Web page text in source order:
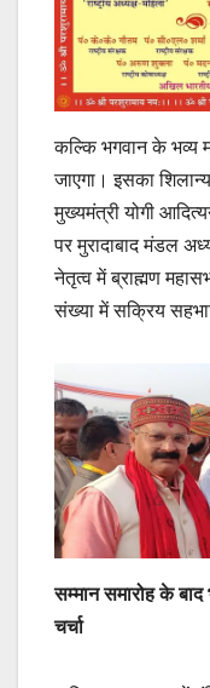
कल्कि भगवान के भव्य
जाएगा। इसका
मुख्यमंत्री योगी
पर मुरादाबाद मंडल
नेतृत्व में ब्राह्मण
संख्या में सक्रिय
सम्मान समारोह के बाद
चर्चा